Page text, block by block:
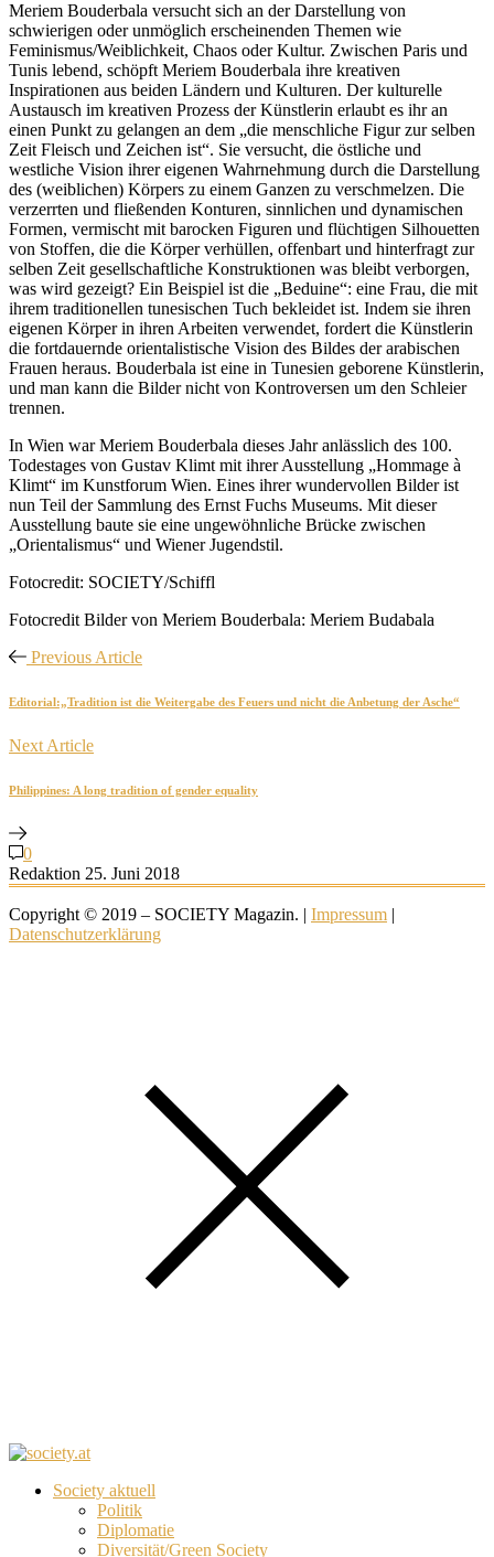
Meriem Bouderbala versucht sich an der Darstellung von
schwierigen oder unmöglich erscheinenden Themen wie
Feminismus/Weiblichkeit, Chaos oder Kultur. Zwischen Paris und
Tunis lebend, schöpft Meriem Bouderbala ihre kreativen
Inspirationen aus beiden Ländern und Kulturen. Der kulturelle
Austausch im kreativen Prozess der Künstlerin erlaubt es ihr an
einen Punkt zu gelangen an dem „die menschliche Figur zur selben
Zeit Fleisch und Zeichen ist“. Sie versucht, die östliche und
westliche Vision ihrer eigenen Wahrnehmung durch die Darstellung
des (weiblichen) Körpers zu einem Ganzen zu verschmelzen. Die
verzerrten und fließenden Konturen, sinnlichen und dynamischen
Formen, vermischt mit barocken Figuren und flüchtigen Silhouetten
von Stoffen, die die Körper verhüllen, offenbart und hinterfragt zur
selben Zeit gesellschaftliche Konstruktionen was bleibt verborgen,
was wird gezeigt? Ein Beispiel ist die „Beduine“: eine Frau, die mit
ihrem traditionellen tunesischen Tuch bekleidet ist. Indem sie ihren
eigenen Körper in ihren Arbeiten verwendet, fordert die Künstlerin
die fortdauernde orientalistische Vision des Bildes der arabischen
Frauen heraus. Bouderbala ist eine in Tunesien geborene Künstlerin,
und man kann die Bilder nicht von Kontroversen um den Schleier
trennen.
In Wien war Meriem Bouderbala dieses Jahr anlässlich des 100.
Todestages von Gustav Klimt mit ihrer Ausstellung „Hommage à
Klimt“ im Kunstforum Wien. Eines ihrer wundervollen Bilder ist
nun Teil der Sammlung des Ernst Fuchs Museums. Mit dieser
Ausstellung baute sie eine ungewöhnliche Brücke zwischen
„Orientalismus“ und Wiener Jugendstil.
Fotocredit: SOCIETY/Schiffl
Fotocredit Bilder von Meriem Bouderbala: Meriem Budabala
Previous Article
Editorial:„Tradition ist die Weitergabe des Feuers und nicht die Anbetung der Asche“
Next Article
Philippines: A long tradition of gender equality
0
Redaktion 25. Juni 2018
Copyright © 2019 – SOCIETY Magazin. | Impressum |
Datenschutzerklärung
Society aktuell
Politik
Diplomatie
Diversität/Green Society